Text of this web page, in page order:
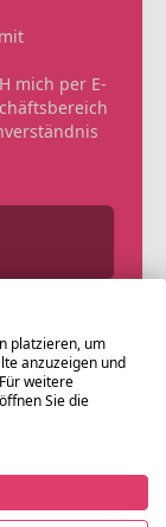
mich per E-
platzieren, um
anzuzeigen und
weitere
Sie die